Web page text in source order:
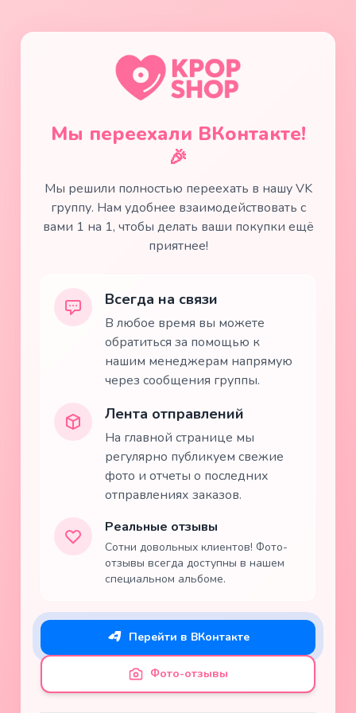
Мы переехали ВКонтакте!
🎉
Мы решили полностью переехать в нашу VK
группу. Нам удобнее взаимодействовать с
вами 1 на 1, чтобы делать ваши покупки ещё
приятнее!
Всегда на связи
В любое время вы можете
обратиться за помощью к
нашим менеджерам напрямую
через сообщения группы.
Лента отправлений
На главной странице мы
регулярно публикуем свежие
фото и отчеты о последних
отправлениях заказов.
Реальные отзывы
Сотни довольных клиентов! Фото-
отзывы всегда доступны в нашем
специальном альбоме.
Перейти в ВКонтакте
Фото-отзывы